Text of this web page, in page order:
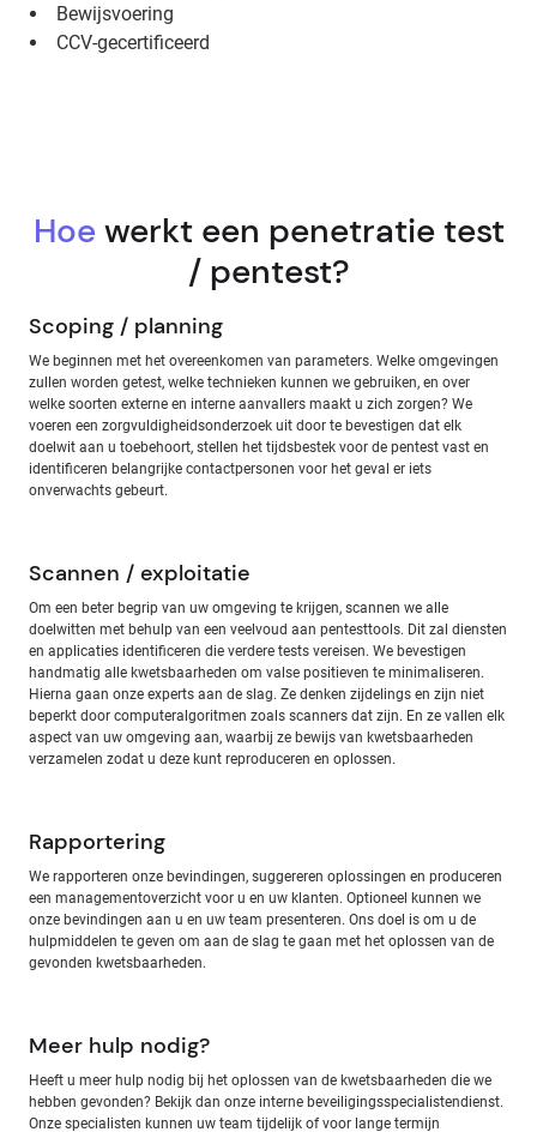
Bewijsvoering
CCV-gecertificeerd
Hoe werkt een penetratie test
/ pentest?
Scoping / planning
We beginnen met het overeenkomen van parameters. Welke omgevingen
zullen worden getest, welke technieken kunnen we gebruiken, en over
welke soorten externe en interne aanvallers maakt u zich zorgen? We
voeren een zorgvuldigheidsonderzoek uit door te bevestigen dat elk
doelwit aan u toebehoort, stellen het tijdsbestek voor de pentest vast en
identificeren belangrijke contactpersonen voor het geval er iets
onverwachts gebeurt.
Scannen / exploitatie
Om een beter begrip van uw omgeving te krijgen, scannen we alle
doelwitten met behulp van een veelvoud aan pentesttools. Dit zal diensten
en applicaties identificeren die verdere tests vereisen. We bevestigen
handmatig alle kwetsbaarheden om valse positieven te minimaliseren.
Hierna gaan onze experts aan de slag. Ze denken zijdelings en zijn niet
beperkt door computeralgoritmen zoals scanners dat zijn. En ze vallen elk
aspect van uw omgeving aan, waarbij ze bewijs van kwetsbaarheden
verzamelen zodat u deze kunt reproduceren en oplossen.
Rapportering
We rapporteren onze bevindingen, suggereren oplossingen en produceren
een managementoverzicht voor u en uw klanten. Optioneel kunnen we
onze bevindingen aan u en uw team presenteren. Ons doel is om u de
hulpmiddelen te geven om aan de slag te gaan met het oplossen van de
gevonden kwetsbaarheden.
Meer hulp nodig?
Heeft u meer hulp nodig bij het oplossen van de kwetsbaarheden die we
hebben gevonden? Bekijk dan onze interne beveiligingsspecialistendienst.
Onze specialisten kunnen uw team tijdelijk of voor lange termijn